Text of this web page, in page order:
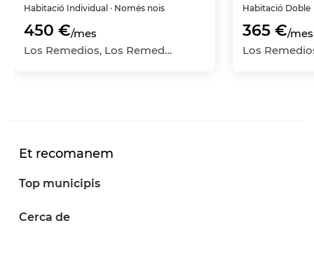
Habitació Individual · Només nois
450 €/mes
Los Remedios, Los Remedios, Sevilla Capital, Sevilla
Habitació Doble
365 €/mes
Et recomanem
Top municipis
Cerca de